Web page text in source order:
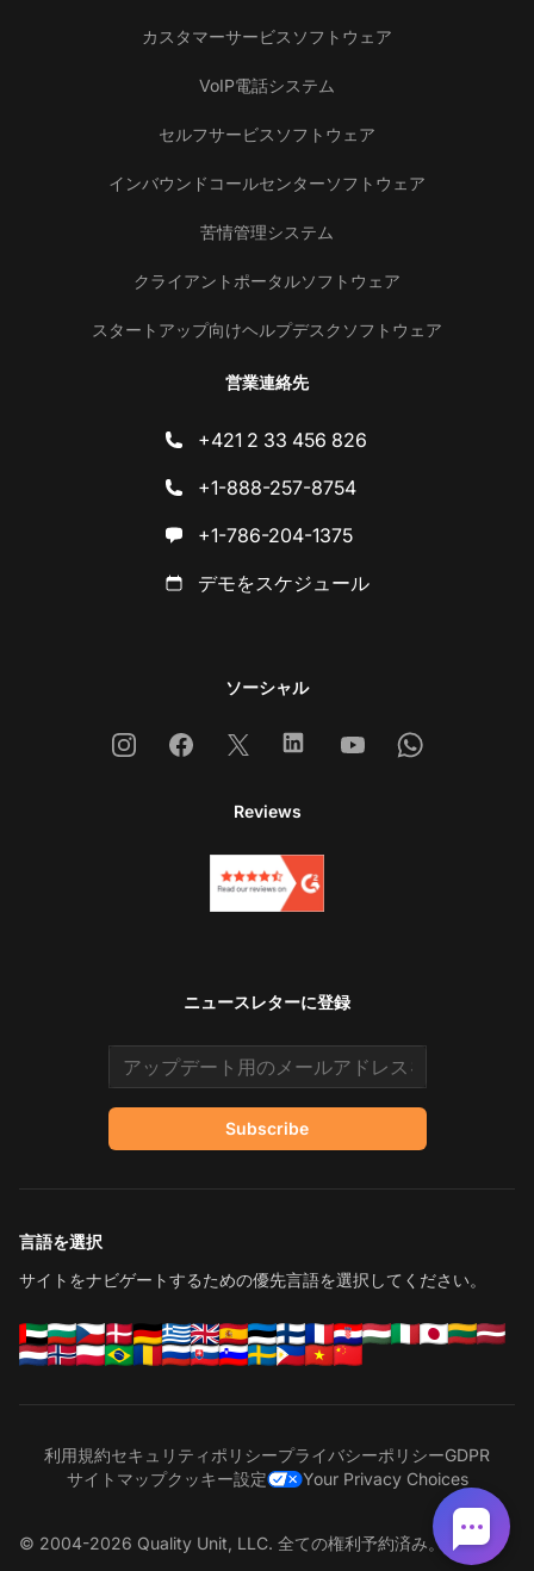
カスタマーサービスソフトウェア
VoIP電話システム
セルフサービスソフトウェア
インバウンドコールセンターソフトウェア
苦情管理システム
クライアントポータルソフトウェア
スタートアップ向けヘルプデスクソフトウェア
営業連絡先
+421 2 33 456 826
+1-888-257-8754
+1-786-204-1375
デモをスケジュール
ソーシャル
InstagramFacebook
X LinkedinYoutubeWhatsapp
Reviews
ニュースレターに登録
Email address
Subscribe
言語を選択
サイトをナビゲートするための優先言語を選択してください。
利用規約セキュリティポリシープライバシーポリシーGDPR
サイトマップクッキー設定 Your Privacy Choices
© 2004-2026 Quality Unit, LLC. 全ての権利予約済み。